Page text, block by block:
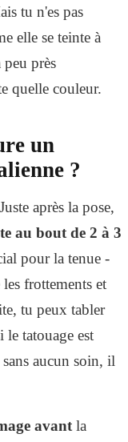
tu n'es pas
elle se teinte à
près
quelle couleur.
un
?
après la pose,
au bout de 2 à 3
pour la tenue -
frottements et
tu peux tabler
le tatouage est
aucun soin, il
avant la